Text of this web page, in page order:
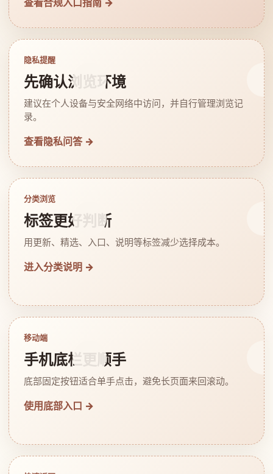
隐私提醒
先确认浏览环境
建议在个人设备与安全网络中访问，并自行管理浏览记
录。
查看隐私问答 →
分类浏览
标签更好判断
用更新、精选、入口、说明等标签减少选择成本。
进入分类说明 →
移动端
手机底栏更顺手
底部固定按钮适合单手点击，避免长页面来回滚动。
使用底部入口 →